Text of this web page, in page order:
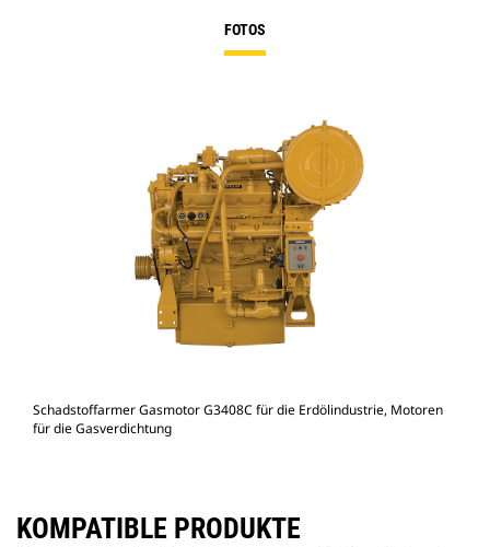
FOTOS
Schadstoffarmer Gasmotor G3408C für die Erdölindustrie, Motoren
für die Gasverdichtung
KOMPATIBLE PRODUKTE